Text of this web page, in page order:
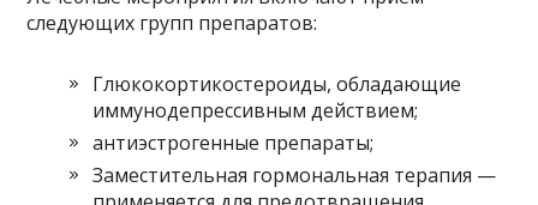
следующих групп препаратов:
Глюкокортикостероиды, обладающие
иммунодепрессивным действием;
антиэстрогенные препараты;
Заместительная гормональная терапия —